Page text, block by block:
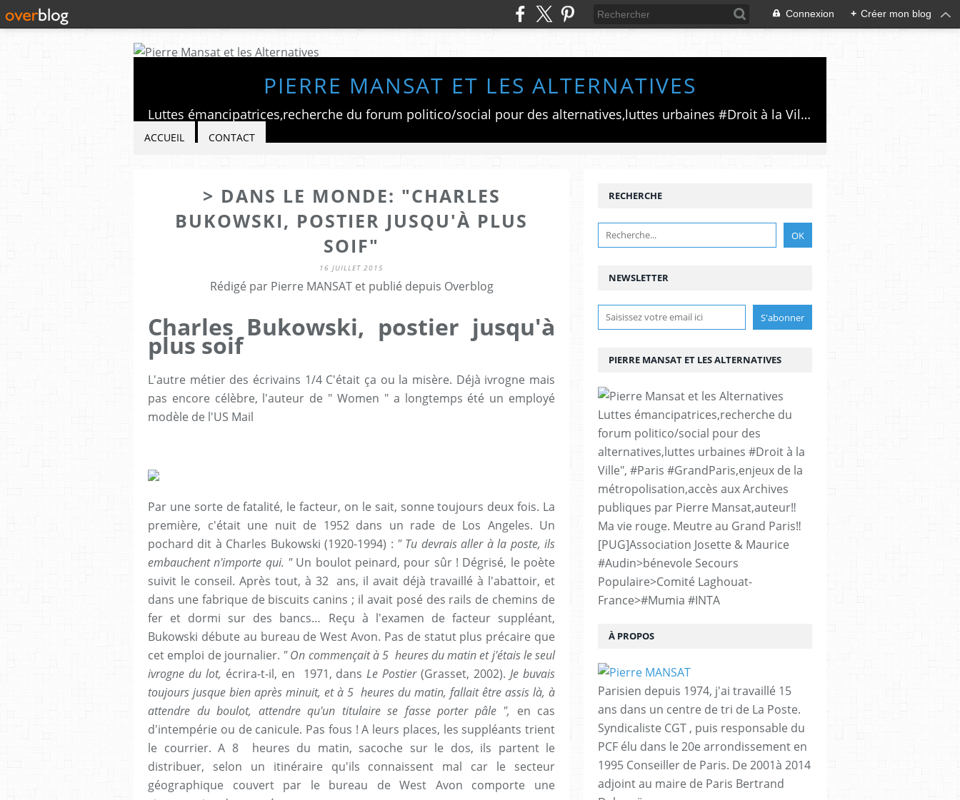
Connexion + Créer mon blog
PIERRE MANSAT ET LES ALTERNATIVES
Luttes émancipatrices,recherche du forum politico/social pour des alternatives,luttes urbaines #Droit à la Ville", #Paris #GrandParis,enjeux de la métropolisation,accès aux Archives publiques par Pierre Mansat,auteur‼️Ma vie rouge. Meutre au Grand Paris‼️[PUG]Association Josette & Maurice #Audin>bénevole Secours Populaire>Comité Laghouat-France>#Mumia #INTA
ACCUEIL CONTACT
> DANS LE MONDE: "CHARLES
BUKOWSKI, POSTIER JUSQU'À PLUS
SOIF"
16 JUILLET 2015
Rédigé par Pierre MANSAT et publié depuis Overblog
Charles Bukowski, postier jusqu'à
plus soif
L'autre métier des écrivains 1/4 C'était ça ou la misère. Déjà ivrogne mais
pas encore célèbre, l'auteur de " Women " a longtemps été un employé
modèle de l'US Mail
Par une sorte de fatalité, le facteur, on le sait, sonne toujours deux fois. La
première, c'était une nuit de 1952 dans un rade de Los Angeles. Un
pochard dit à Charles Bukowski (1920-1994) : " Tu devrais aller à la poste, ils
embauchent n'importe qui. "Un boulot peinard, pour sûr ! Dégrisé, le poète
suivit le conseil. Après tout, à 32 ans, il avait déjà travaillé à l'abattoir, et
dans une fabrique de biscuits canins ; il avait posé des rails de chemins de
fer et dormi sur des bancs… Reçu à l'examen de facteur suppléant,
Bukowski débute au bureau de West Avon. Pas de statut plus précaire que
cet emploi de journalier. " On commençait à 5 heures du matin et j'étais le seul
ivrogne du lot, écrira-t-il, en 1971, dansLe Postier(Grasset, 2002). Je buvais
toujours jusque bien après minuit, et à 5 heures du matin, fallait être assis là, à
attendre du boulot, attendre qu'un titulaire se fasse porter pâle ", en cas
d'intempérie ou de canicule. Pas fous ! A leurs places, les suppléants trient
le courrier. A 8 heures du matin, sacoche sur le dos, ils partent le
distribuer, selon un itinéraire qu'ils connaissent mal car le secteur
géographique couvert par le bureau de West Avon comporte une
NEWSLETTER
RECHERCHE
PIERRE MANSAT ET LES ALTERNATIVES
Luttes émancipatrices,recherche du
forum politico/social pour des
alternatives,luttes urbaines #Droit à la
Ville", #Paris #GrandParis,enjeux de la
métropolisation,accès aux Archives
publiques par Pierre Mansat,auteur‼️
Ma vie rouge. Meutre au Grand Paris‼️
[PUG]Association Josette & Maurice
#Audin>bénevole Secours
Populaire>Comité Laghouat-
France>#Mumia #INTA
À PROPOS
Parisien depuis 1974, j'ai travaillé 15
ans dans un centre de tri de La Poste.
Syndicaliste CGT , puis responsable du
PCF élu dans le 20e arrondissement en
1995 Conseiller de Paris. De 2001à 2014
adjoint au maire de Paris Bertrand